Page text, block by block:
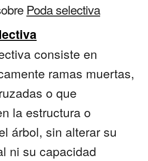
Poda selectiva
consiste en
ramas muertas,
o que
la estructura o
árbol, sin alterar su
ni su capacidad